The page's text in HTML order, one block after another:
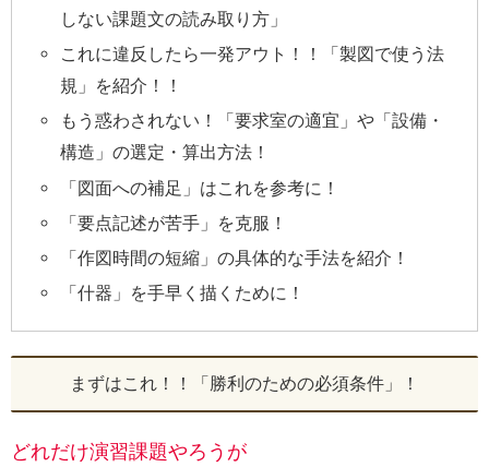
しない課題文の読み取り方」
これに違反したら一発アウト！！「製図で使う法
規」を紹介！！
もう惑わされない！「要求室の適宜」や「設備・
構造」の選定・算出方法！
「図面への補足」はこれを参考に！
「要点記述が苦手」を克服！
「作図時間の短縮」の具体的な手法を紹介！
「什器」を手早く描くために！
まずはこれ！！「勝利のための必須条件」！
どれだけ演習課題やろうが